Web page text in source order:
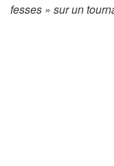
fesses » sur un